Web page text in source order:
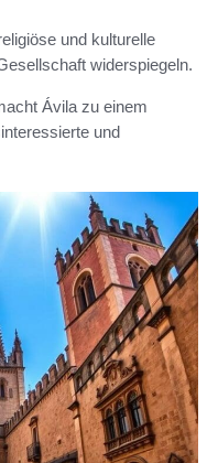
und kulturelle
widerspiegeln.
Ávila zu einem
und